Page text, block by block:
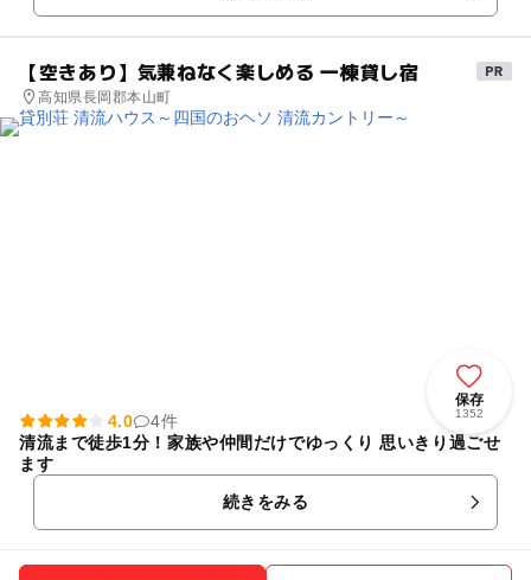
【空きあり】気兼ねなく楽しめる 一棟貸し宿
高知県長岡郡本山町
保存
1352
4.0
4件
清流まで徒歩1分！家族や仲間だけでゆっくり 思いきり過ごせ
ます
続きをみる